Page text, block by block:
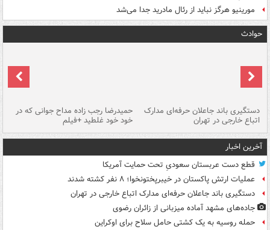
مورینیو هرگز نباید از رئال مادرید جدا می‌شد
حوادث
دستگیری باند جاعلان حرفه‌ای مدارک
اتباع خارجی در تهران
حمیدرضا رجب زاده مداح جوانی که در
خود خود غلطید +فیلم
آخرین اخبار
قطع دست عربستان سعودیِ تحت حمایت آمریکا
عملیات ارتش پاکستان در خیبرپختونخوا؛ ۸ نفر کشته شدند
دستگیری باند جاعلان حرفه‌ای مدارک اتباع خارجی در تهران
جاده‌های مشهد آماده میزبانی از زائران رضوی
حمله روسیه به یک کشتی حامل سلاح برای اوکراین